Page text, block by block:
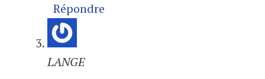
Répondre
LANGE